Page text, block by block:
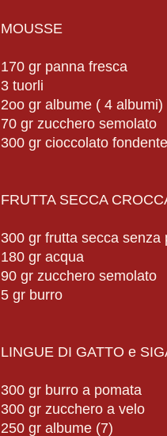
MOUSSE
170 gr panna fresca
3 tuorli
2oo gr albume ( 4 albumi)
70 gr zucchero semolato
300 gr cioccolato
FRUTTA SECCA
300 gr frutta secca
180 gr acqua
90 gr zucchero semolato
5 gr burro
LINGUE DI GATTO e
300 gr burro a pomata
300 gr zucchero a velo
250 gr albume (7)